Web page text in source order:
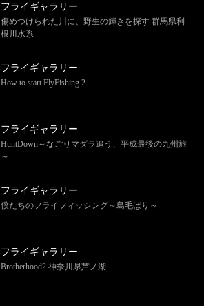
フライギャラリー
傷めつけられた川に、野生の輝きを探す 群馬県利
根川水系
フライギャラリー
How to start FlyFishing 2
フライギャラリー
HuntDown～なごりマダラ追う、平成最後の九州旅
～
フライギャラリー
僕たちのフライフィッシング～島毛ばり～
フライギャラリー
Brotherhood2 神奈川県芦ノ湖